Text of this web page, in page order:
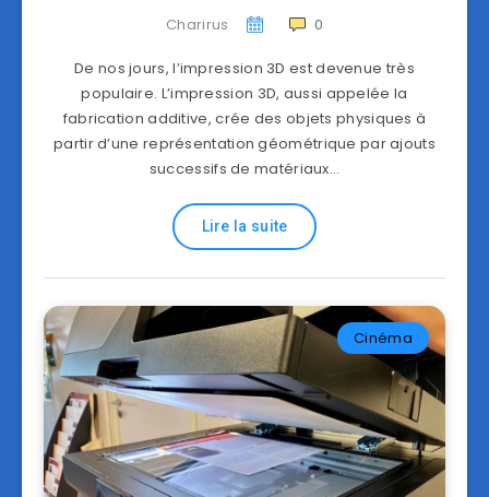
Charirus 0
De nos jours, l’impression 3D est devenue très
populaire. L’impression 3D, aussi appelée la
fabrication additive, crée des objets physiques à
partir d’une représentation géométrique par ajouts
successifs de matériaux…
Lire la suite
Cinéma